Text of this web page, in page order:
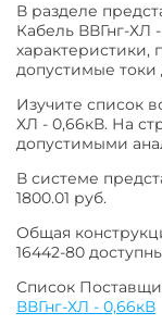
В разделе
Кабель ВВГнг-ХЛ
характеристики,
допустимые токи
Изучите список
ХЛ - 0,66кВ. На
допустимыми
В системе
1800.01 руб.
Общая
16442-80
Список
ВВГнг-ХЛ - 0,66кВ